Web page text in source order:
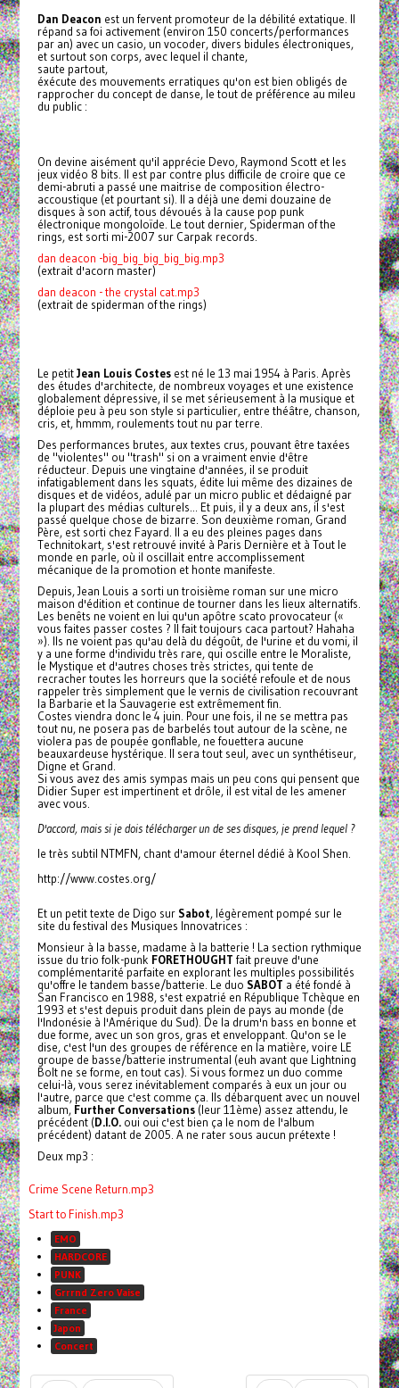
Dan Deacon est un fervent promoteur de la débilité extatique. Il
répand sa foi activement (environ 150 concerts/performances
par an) avec un casio, un vocoder, divers bidules électroniques,
et surtout son corps, avec lequel il chante,
saute partout,
éxécute des mouvements erratiques qu'on est bien obligés de
rapprocher du concept de danse, le tout de préférence au mileu
du public :
On devine aisément qu'il apprécie Devo, Raymond Scott et les
jeux vidéo 8 bits. Il est par contre plus difficile de croire que ce
demi-abruti a passé une maitrise de composition électro-
accoustique (et pourtant si). Il a déjà une demi douzaine de
disques à son actif, tous dévoués à la cause pop punk
électronique mongoloïde. Le tout dernier, Spiderman of the
rings, est sorti mi-2007 sur Carpak records.
dan deacon -big_big_big_big_big.mp3
(extrait d'acorn master)
dan deacon - the crystal cat.mp3
(extrait de spiderman of the rings)
Le petitJean Louis Costesest né le 13 mai 1954 à Paris. Après
des études d'architecte, de nombreux voyages et une existence
globalement dépressive, il se met sérieusement à la musique et
déploie peu à peu son style si particulier, entre théâtre, chanson,
cris, et, hmmm, roulements tout nu par terre.
Des performances brutes, aux textes crus, pouvant être taxées
de "violentes" ou "trash" si on a vraiment envie d'être
réducteur. Depuis une vingtaine d'années, il se produit
infatigablement dans les squats, édite lui même des dizaines de
disques et de vidéos, adulé par un micro public et dédaigné par
la plupart des médias culturels... Et puis, il y a deux ans, il s'est
passé quelque chose de bizarre. Son deuxième roman, Grand
Père, est sorti chez Fayard. Il a eu des pleines pages dans
Technitokart, s'est retrouvé invité à Paris Dernière et à Tout le
monde en parle, où il oscillait entre accomplissement
mécanique de la promotion et honte manifeste.
Depuis, Jean Louis a sorti un troisième roman sur une micro
maison d'édition et continue de tourner dans les lieux alternatifs.
Les benêts ne voient en lui qu'un apôtre scato provocateur («
vous faites passer costes ? Il fait toujours caca partout? Hahaha
»). Ils ne voient pas qu'au delà du dégoût, de l'urine et du vomi, il
y a une forme d'individu très rare, qui oscille entre le Moraliste,
le Mystique et d'autres choses très strictes, qui tente de
recracher toutes les horreurs que la société refoule et de nous
rappeler très simplement que le vernis de civilisation recouvrant
la Barbarie et la Sauvagerie est extrêmement fin.
Costes viendra donc le 4 juin. Pour une fois, il ne se mettra pas
tout nu, ne posera pas de barbelés tout autour de la scène, ne
violera pas de poupée gonflable, ne fouettera aucune
beauxardeuse hystérique. Il sera tout seul, avec un synthétiseur,
Digne et Grand.
Si vous avez des amis sympas mais un peu cons qui pensent que
Didier Super est impertinent et drôle, il est vital de les amener
avec vous.
D'accord, mais si je dois télécharger un de ses disques, je prend lequel ?
le très subtil NTMFN, chant d'amour éternel dédié à Kool Shen.
http://www.costes.org/
Et un petit texte de Digo sur Sabot, légèrement pompé sur le
site du festival des Musiques Innovatrices :
Monsieur à la basse, madame à la batterie ! La section rythmique
issue du trio folk-punk FORETHOUGHT fait preuve d'une
complémentarité parfaite en explorant les multiples possibilités
qu'offre le tandem basse/batterie. Le duo SABOT a été fondé à
San Francisco en 1988, s'est expatrié en République Tchèque en
1993 et s'est depuis produit dans plein de pays au monde (de
l'Indonésie à l'Amérique du Sud). De la drum'n bass en bonne et
due forme, avec un son gros, gras et enveloppant. Qu'on se le
dise, c'est l'un des groupes de référence en la matière, voire LE
groupe de basse/batterie instrumental (euh avant que Lightning
Bolt ne se forme, en tout cas). Si vous formez un duo comme
celui-là, vous serez inévitablement comparés à eux un jour ou
l'autre, parce que c'est comme ça. Ils débarquent avec un nouvel
album, Further Conversations (leur 11ème) assez attendu, le
précédent (D.I.O.oui oui c'est bien ça le nom de l'album
précédent) datant de 2005. A ne rater sous aucun prétexte !
Deux mp3 :
Crime Scene Return.mp3
Start to Finish.mp3
EMO
HARDCORE
PUNK
Grrrnd Zero Vaise
France
Japon
Concert